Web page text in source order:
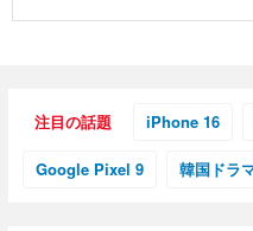
注目の話題 iPhone 16
Google Pixel 9 韓国ドラ